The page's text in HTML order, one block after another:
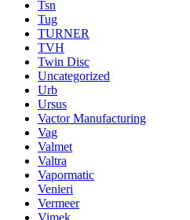
Tsn
Tug
TURNER
TVH
Twin Disc
Uncategorized
Urb
Ursus
Vactor Manufacturing
Vag
Valmet
Valtra
Vapormatic
Venieri
Vermeer
Vimek